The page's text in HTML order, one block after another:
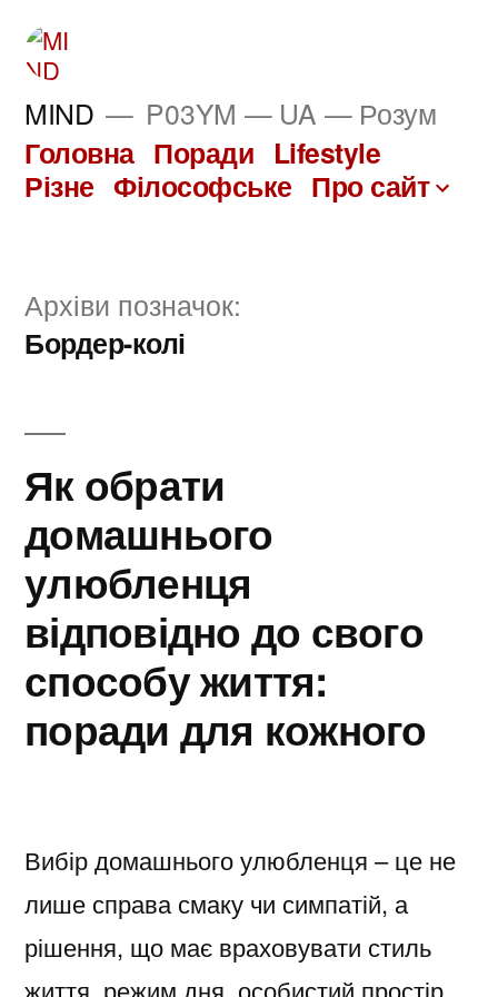
Перейти
вмісту
MIND P03YM — UA — Розум
Головна Поради Lifestyle
Різне Філософське Про сайт
Архіви позначок:
Бордер-колі
Як обрати
домашнього
улюбленця
відповідно до свого
способу життя:
поради для кожного
Вибір домашнього улюбленця – це не
лише справа смаку чи симпатій, а
рішення, що має враховувати стиль
життя, режим дня, особистий простір,